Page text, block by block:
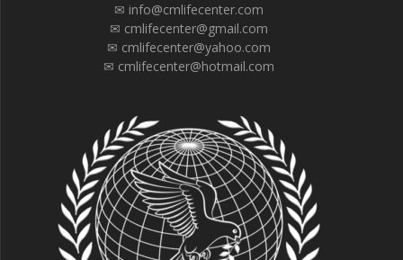
✉ info@cmlifecenter.com
✉ cmlifecenter@gmail.com
✉ cmlifecenter@yahoo.com
✉ cmlifecenter@hotmail.com